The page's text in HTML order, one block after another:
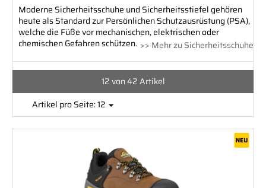
Moderne Sicherheitsschuhe und Sicherheitsstiefel gehören
heute als Standard zur Persönlichen Schutzausrüstung (PSA),
welche die Füße vor mechanischen, elektrischen oder
chemischen Gefahren schützen. >> Mehr zu Sicherheitsschuhe
12 von 42 Artikel
Artikel pro Seite: 12